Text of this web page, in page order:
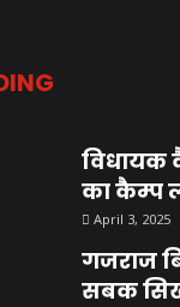
विधायक
का कैम्प
April 3, 2025
गजराज
सबक